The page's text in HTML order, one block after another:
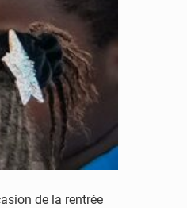
de la rentrée